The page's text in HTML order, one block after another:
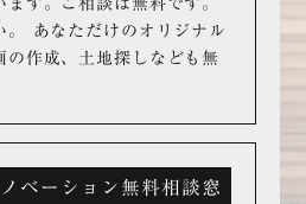
す。
ご相談は無料です。
あなただけのオリジナル
作成、 土地探しなども無
ベーション無料相談窓